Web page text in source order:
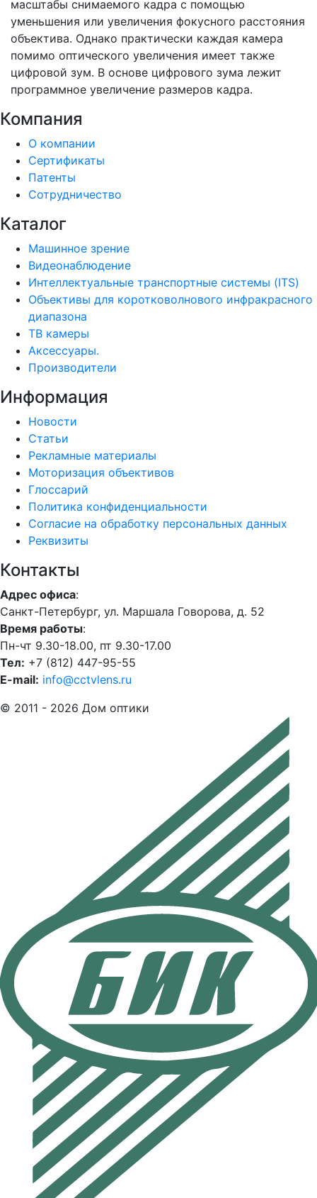
масштабы снимаемого кадра с помощью
уменьшения или увеличения фокусного расстояния
объектива. Однако практически каждая камера
помимо оптического увеличения имеет также
цифровой зум. В основе цифрового зума лежит
программное увеличение размеров кадра.
Компания
О компании
Сертификаты
Патенты
Сотрудничество
Каталог
Машинное зрение
Видеонаблюдение
Интеллектуальные транспортные системы (ITS)
Объективы для коротковолнового инфракрасного
диапазона
ТВ камеры
Аксессуары.
Производители
Информация
Новости
Статьи
Рекламные материалы
Моторизация объективов
Глоссарий
Политика конфиденциальности
Согласие на обработку персональных данных
Реквизиты
Контакты
Адрес офиса:
Санкт-Петербург, ул. Маршала Говорова, д. 52
Время работы:
Пн-чт 9.30-18.00, пт 9.30-17.00
Тел: +7 (812) 447-95-55
E-mail: info@cctvlens.ru
© 2011 - 2026 Дом оптики